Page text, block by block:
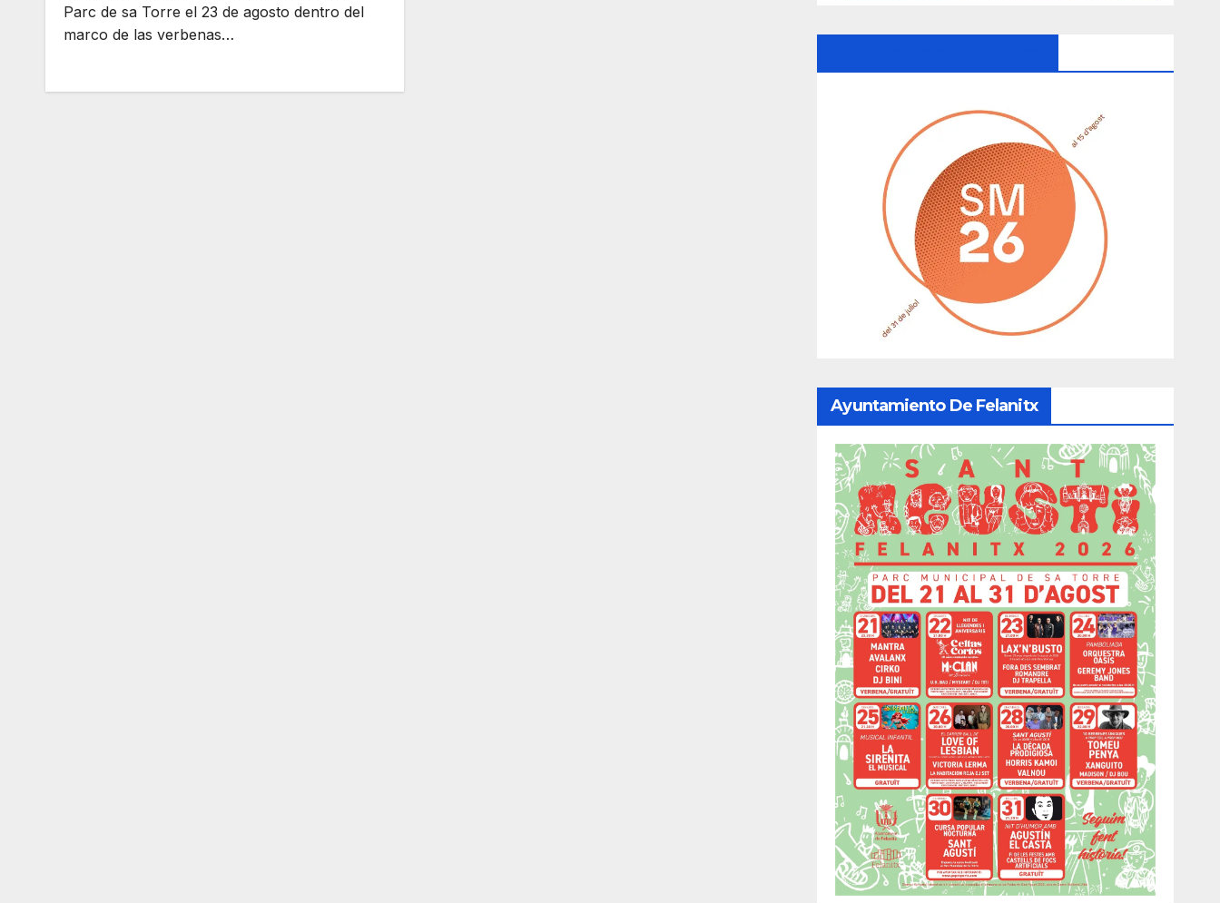
Parc de sa Torre el 23 de agosto dentro del
marco de las verbenas…
Ayuntamiento De Felanitx